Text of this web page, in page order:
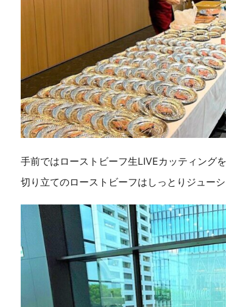
手前ではローストビーフ生LIVEカッティング
切り立てのローストビーフはしっとりジュー